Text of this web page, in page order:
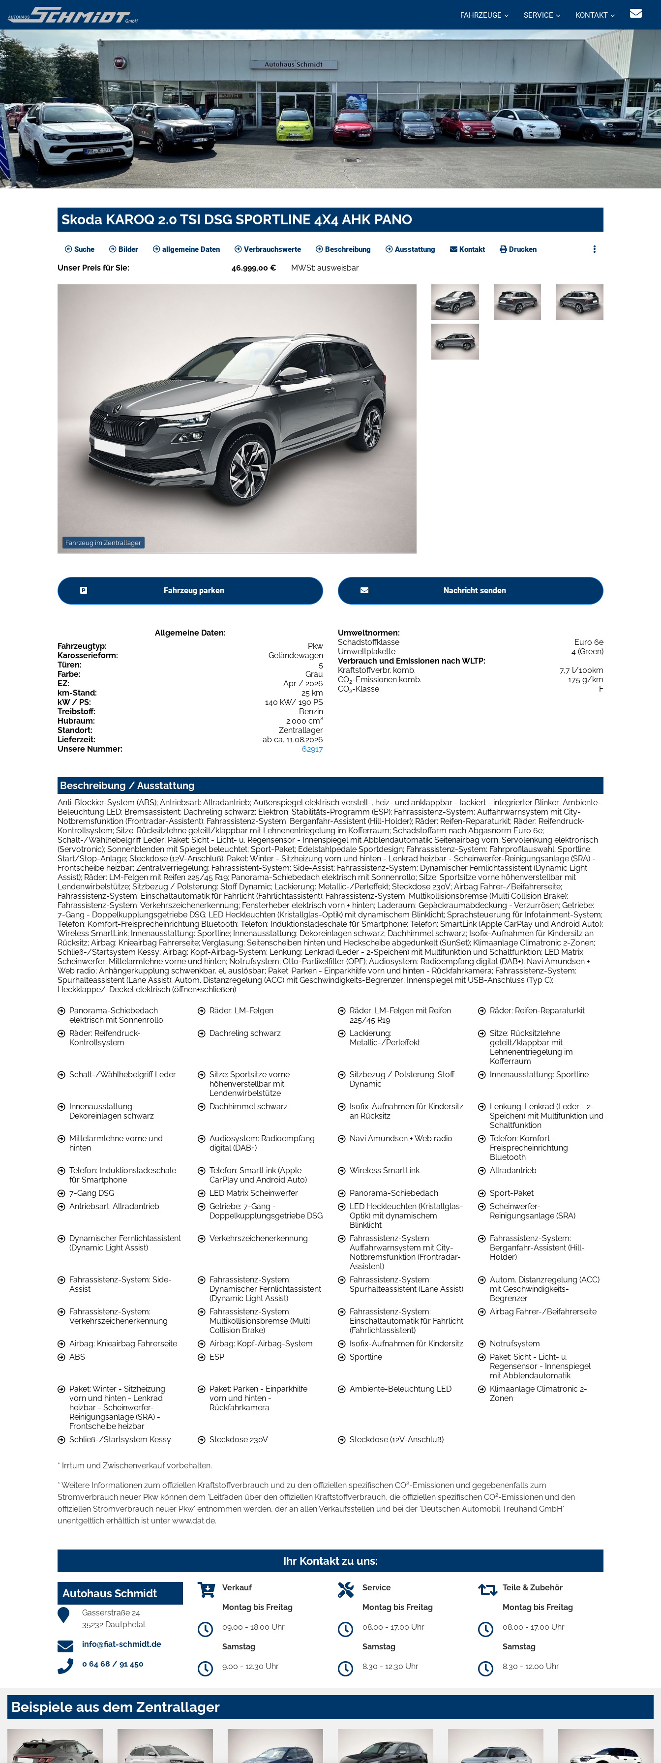
FAHRZEUGE SERVICE KONTAKT
Skoda KAROQ 2.0 TSI DSG SPORTLINE 4X4 AHK PANO
Suche Bilder allgemeine Daten Verbrauchswerte Beschreibung Ausstattung Kontakt Drucken
Unser Preis für Sie: 46.999,00 € MWSt: ausweisbar
Fahrzeug im Zentrallager
Fahrzeug parken Nachricht senden
Allgemeine Daten:
Fahrzeugtyp:
Pkw
Karosserieform:
Geländewagen
Türen:
5
Farbe:
Grau
EZ:
Apr / 2026
km-Stand:
25 km
kW / PS:
140 kW/ 190 PS
Treibstoff:
Benzin
Hubraum:
2.000 cm³
Standort:
Zentrallager
Lieferzeit:
ab ca. 11.08.2026
Unsere Nummer:
62917
Umweltnormen:
Schadstoffklasse
Euro 6e
Umweltplakette
4 (Green)
Verbrauch und Emissionen nach WLTP:
Kraftstoffverbr. komb.
7,7 l/100km
CO2-Emissionen komb.
175 g/km
CO2-Klasse F
Beschreibung / Ausstattung
Anti-Blockier-System (ABS); Antriebsart: Allradantrieb; Außenspiegel elektrisch verstell-, heiz- und anklappbar - lackiert - integrierter Blinker; Ambiente-
Beleuchtung LED; Bremsassistent; Dachreling schwarz; Elektron. Stabilitäts-Programm (ESP); Fahrassistenz-System: Auffahrwarnsystem mit City-
Notbremsfunktion (Frontradar-Assistent); Fahrassistenz-System: Berganfahr-Assistent (Hill-Holder); Räder: Reifen-Reparaturkit; Räder: Reifendruck-
Kontrollsystem; Sitze: Rücksitzlehne geteilt/klappbar mit Lehnenentriegelung im Kofferraum; Schadstoffarm nach Abgasnorm Euro 6e;
Schalt-/Wählhebelgriff Leder; Paket: Sicht - Licht- u. Regensensor - Innenspiegel mit Abblendautomatik; Seitenairbag vorn; Servolenkung elektronisch
(Servotronic); Sonnenblenden mit Spiegel beleuchtet; Sport-Paket; Edelstahlpedale Sportdesign; Fahrassistenz-System: Fahrprofilauswahl; Sportline;
Start/Stop-Anlage; Steckdose (12V-Anschluß); Paket: Winter - Sitzheizung vorn und hinten - Lenkrad heizbar - Scheinwerfer-Reinigungsanlage (SRA) -
Frontscheibe heizbar; Zentralverriegelung; Fahrassistent-System: Side-Assist; Fahrassistenz-System: Dynamischer Fernlichtassistent (Dynamic Light
Assist); Räder: LM-Felgen mit Reifen 225/45 R19; Panorama-Schiebedach elektrisch mit Sonnenrollo; Sitze: Sportsitze vorne höhenverstellbar mit
Lendenwirbelstütze; Sitzbezug / Polsterung: Stoff Dynamic; Lackierung: Metallic-/Perleffekt; Steckdose 230V; Airbag Fahrer-/Beifahrerseite;
Fahrassistenz-System: Einschaltautomatik für Fahrlicht (Fahrlichtassistent); Fahrassistenz-System: Multikollisionsbremse (Multi Collision Brake);
Fahrassistenz-System: Verkehrszeichenerkennung; Fensterheber elektrisch vorn + hinten; Laderaum: Gepäckraumabdeckung - Verzurrösen; Getriebe:
7-Gang - Doppelkupplungsgetriebe DSG; LED Heckleuchten (Kristallglas-Optik) mit dynamischem Blinklicht; Sprachsteuerung für Infotainment-System;
Telefon: Komfort-Freisprecheinrichtung Bluetooth; Telefon: Induktionsladeschale für Smartphone; Telefon: SmartLink (Apple CarPlay und Android Auto);
Wireless SmartLink; Innenausstattung: Sportline; Innenausstattung: Dekoreinlagen schwarz; Dachhimmel schwarz; Isofix-Aufnahmen für Kindersitz an
Rücksitz; Airbag: Knieairbag Fahrerseite; Verglasung: Seitenscheiben hinten und Heckscheibe abgedunkelt (SunSet); Klimaanlage Climatronic 2-Zonen;
Schließ-/Startsystem Kessy; Airbag: Kopf-Airbag-System; Lenkung: Lenkrad (Leder - 2-Speichen) mit Multifunktion und Schaltfunktion; LED Matrix
Scheinwerfer; Mittelarmlehne vorne und hinten; Notrufsystem; Otto-Partikelfilter (OPF); Audiosystem: Radioempfang digital (DAB+); Navi Amundsen +
Web radio; Anhängerkupplung schwenkbar, el. auslösbar; Paket: Parken - Einparkhilfe vorn und hinten - Rückfahrkamera; Fahrassistenz-System:
Spurhalteassistent (Lane Assist); Autom. Distanzregelung (ACC) mit Geschwindigkeits-Begrenzer; Innenspiegel mit USB-Anschluss (Typ C);
Heckklappe/-Deckel elektrisch (öffnen+schließen)
Panorama-Schiebedach
elektrisch mit Sonnenrollo
Räder: LM-Felgen
Räder: LM-Felgen mit Reifen
225/45 R19
Räder: Reifen-Reparaturkit
Räder: Reifendruck-
Kontrollsystem
Dachreling schwarz
Lackierung:
Metallic-/Perleffekt
Sitze: Rücksitzlehne
geteilt/klappbar mit
Lehnenentriegelung im
Kofferraum
Schalt-/Wählhebelgriff Leder
Sitze: Sportsitze vorne
höhenverstellbar mit
Lendenwirbelstütze
Sitzbezug / Polsterung: Stoff
Dynamic
Innenausstattung: Sportline
Innenausstattung:
Dekoreinlagen schwarz
Dachhimmel schwarz
Isofix-Aufnahmen für Kindersitz
an Rücksitz
Lenkung: Lenkrad (Leder - 2-
Speichen) mit Multifunktion und
Schaltfunktion
Mittelarmlehne vorne und
hinten
Audiosystem: Radioempfang
digital (DAB+)
Navi Amundsen + Web radio
Telefon: Komfort-
Freisprecheinrichtung
Bluetooth
Telefon: Induktionsladeschale
für Smartphone
Telefon: SmartLink (Apple
CarPlay und Android Auto)
Wireless SmartLink Allradantrieb
7-Gang DSG LED Matrix Scheinwerfer Panorama-Schiebedach
Sport-Paket
Antriebsart: Allradantrieb
Getriebe: 7-Gang -
Doppelkupplungsgetriebe DSG
LED Heckleuchten (Kristallglas-
Optik) mit dynamischem
Blinklicht
Scheinwerfer-
Reinigungsanlage (SRA)
Dynamischer Fernlichtassistent
(Dynamic Light Assist)
Verkehrszeichenerkennung
Fahrassistenz-System:
Auffahrwarnsystem mit City-
Notbremsfunktion (Frontradar-
Assistent)
Fahrassistenz-System:
Berganfahr-Assistent (Hill-
Holder)
Fahrassistenz-System: Side-
Assist
Fahrassistenz-System:
Dynamischer Fernlichtassistent
(Dynamic Light Assist)
Fahrassistenz-System:
Spurhalteassistent (Lane Assist)
Autom. Distanzregelung (ACC)
mit Geschwindigkeits-
Begrenzer
Fahrassistenz-System:
Verkehrszeichenerkennung
Fahrassistenz-System:
Multikollisionsbremse (Multi
Collision Brake)
Fahrassistenz-System:
Einschaltautomatik für Fahrlicht
(Fahrlichtassistent)
Airbag Fahrer-/Beifahrerseite
Airbag: Knieairbag Fahrerseite Airbag: Kopf-Airbag-System Isofix-Aufnahmen für Kindersitz
Notrufsystem
ABS
ESP Sportline
Paket: Sicht - Licht- u.
Regensensor - Innenspiegel
mit Abblendautomatik
Paket: Winter - Sitzheizung
vorn und hinten - Lenkrad
heizbar - Scheinwerfer-
Reinigungsanlage (SRA) -
Frontscheibe heizbar
Paket: Parken - Einparkhilfe
vorn und hinten -
Rückfahrkamera
Ambiente-Beleuchtung LED
Klimaanlage Climatronic 2-
Zonen
Schließ-/Startsystem Kessy Steckdose 230V Steckdose (12V-Anschluß)
* Irrtum und Zwischenverkauf vorbehalten.
* Weitere Informationen zum offiziellen Kraftstoffverbrauch und zu den offiziellen spezifischen CO2-Emissionen und gegebenenfalls zum
Stromverbrauch neuer Pkw können dem 'Leitfaden über den offiziellen Kraftstoffverbrauch, die offiziellen spezifischen CO2-Emissionen und den
offiziellen Stromverbrauch neuer Pkw' entnommen werden, der an allen Verkaufsstellen und bei der 'Deutschen Automobil Treuhand GmbH'
unentgeltlich erhältlich ist unter www.dat.de.
Ihr Kontakt zu uns:
Autohaus Schmidt
Gasserstraße 24
35232 Dautphetal
info@fiat-schmidt.de
0 64 68 / 91 450
Verkauf
Montag bis Freitag
09.00 - 18.00 Uhr
Samstag
9.00 - 12.30 Uhr
Service
Montag bis Freitag
08.00 - 17.00 Uhr
Samstag
8.30 - 12.30 Uhr
Teile & Zubehör
Montag bis Freitag
08.00 - 17.00 Uhr
Samstag
8.30 - 12.00 Uhr
Beispiele aus dem Zentrallager